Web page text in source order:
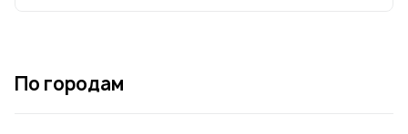
По городам